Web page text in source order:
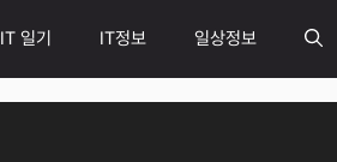
IT 일기 IT정보 일상정보